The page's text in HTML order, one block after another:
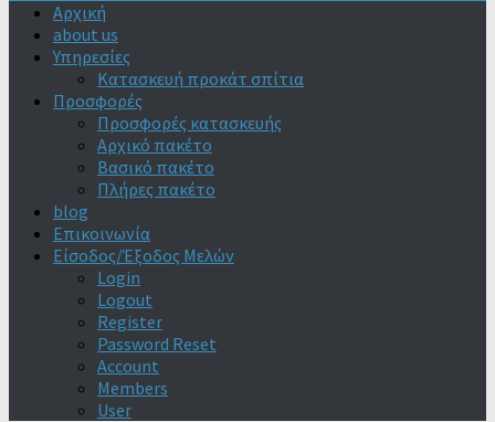
Αρχική
about us
Υπηρεσίες
Κατασκευή προκάτ σπίτια
Προσφορές
Προσφορές κατασκευής
Αρχικό πακέτο
Βασικό πακέτο
Πλήρες πακέτο
blog
Επικοινωνία
Είσοδος/Έξοδος Μελών
Login
Logout
Register
Password Reset
Account
Members
User